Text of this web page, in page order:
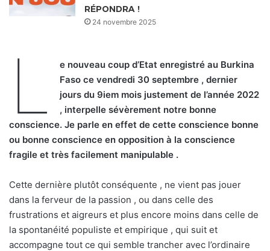
RÉPONDRA !
24 novembre 2025
L
e nouveau coup d’Etat enregistré au Burkina
Faso ce vendredi 30 septembre , dernier
jours du 9iem mois justement de l’année 2022
, interpelle sévèrement notre bonne
conscience. Je parle en effet de cette conscience bonne
ou bonne conscience en opposition à la conscience
fragile et très facilement manipulable .
Cette dernière plutôt conséquente , ne vient pas jouer
dans la ferveur de la passion , ou dans celle des
frustrations et aigreurs et plus encore moins dans celle de
la spontanéité populiste et empirique , qui suit et
accompagne tout ce qui semble trancher avec l’ordinaire